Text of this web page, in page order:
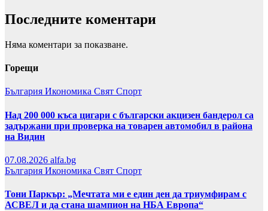
Последните коментари
Няма коментари за показване.
Горещи
България Икономика Свят Спорт
Над 200 000 къса цигари с български акцизен бандерол са
задържани при проверка на товарен автомобил в района
на Видин
07.08.2026 alfa.bg
България Икономика Свят Спорт
Тони Паркър: „Мечтата ми е един ден да триумфирам с
АСВЕЛ и да стана шампион на НБА Европа“